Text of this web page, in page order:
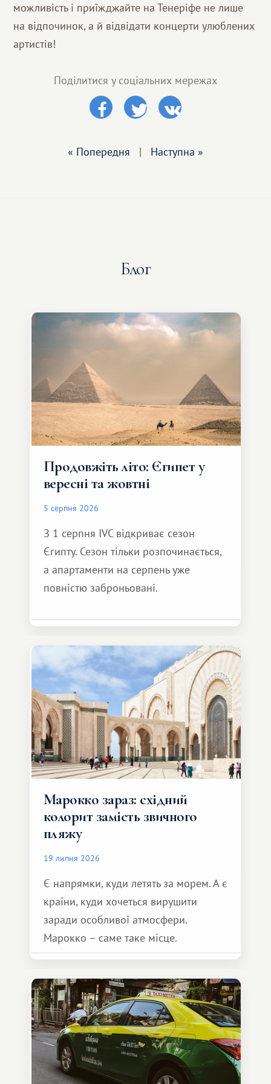
можливість і приїжджайте на Тенеріфе не лише
на відпочинок, а й відвідати концерти улюблених
артистів!
Поділитися у соціальних мережах
« Попередня | Наступна »
Блог
Продовжіть літо: Єгипет у
вересні та жовтні
5 серпня 2026
З 1 серпня IVC відкриває сезон
Єгипту. Сезон тільки розпочинається,
а апартаменти на серпень уже
повністю заброньовані.
Марокко зараз: східний
колорит замість звичного
пляжу
19 липня 2026
Є напрямки, куди летять за морем. А є
країни, куди хочеться вирушити
заради особливої ​​атмосфери.
Марокко – саме таке місце.